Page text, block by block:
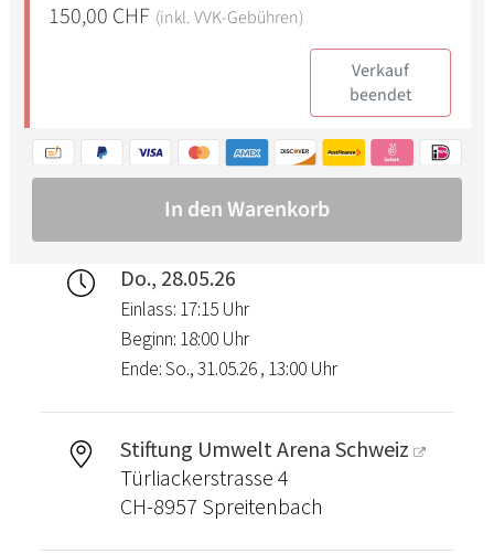
Do., 28.05.26
Einlass: 17:15 Uhr
Beginn: 18:00 Uhr
Ende: So., 31.05.26 , 13:00 Uhr
Stiftung Umwelt Arena Schweiz
Türliackerstrasse 4
CH-8957 Spreitenbach